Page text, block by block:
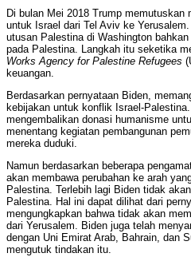
Di bulan Mei 2018 Trump memutuskan
untuk Israel dari Tel Aviv ke
utusan Palestina di Washington
pada Palestina. Langkah itu seketika
Works Agency for Palestine Refugees
keuangan.
Berdasarkan pernyataan Biden,
kebijakan untuk konflik Israel-
mengembalikan donasi humanisme
menentang kegiatan pembangunan
mereka duduki.
Namun berdasarkan beberapa
akan membawa perubahan ke arah
Palestina. Terlebih lagi Biden tidak
Palestina. Hal ini dapat dilihat dari
mengungkapkan bahwa tidak akan
dari Yerusalem. Biden juga telah
dengan Uni Emirat Arab, Bahrain, dan
mengutuk tindakan itu.